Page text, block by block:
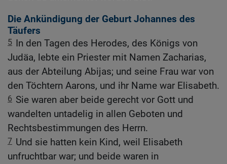
Die Ankündigung der Geburt Johannes des
Täufers
5 In den Tagen des Herodes, des Königs von
Judäa, lebte ein Priester mit Namen Zacharias,
aus der Abteilung Abijas; und seine Frau war von
den Töchtern Aarons, und ihr Name war Elisabeth.
6 Sie waren aber beide gerecht vor Gott und
wandelten untadelig in allen Geboten und
Rechtsbestimmungen des Herrn.
7 Und sie hatten kein Kind, weil Elisabeth
unfruchtbar war; und beide waren in